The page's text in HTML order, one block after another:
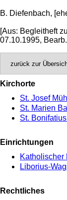
B. Diefenbach,
[Aus: Begleitheft
07.10.1995,
zurück zur
Kirchorte
St. Josef
St. Marien
St.
Einrichtungen
Katholischer
Liborius-
Rechtliches